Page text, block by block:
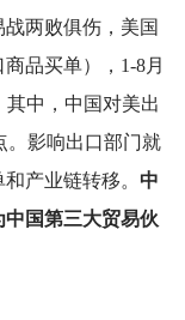
两败俱伤，美国
品买单），1-8月
其中，中国对美出
。影响出口部门就
产业链转移。 中
国第三大贸易伙